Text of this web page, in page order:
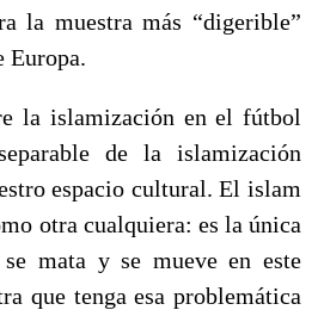
la muestra más “digerible”
Europa.
la islamización en el fútbol
de la islamización
espacio cultural. El islam
otra cualquiera: es la única
mata y se mueve en este
que tenga esa problemática